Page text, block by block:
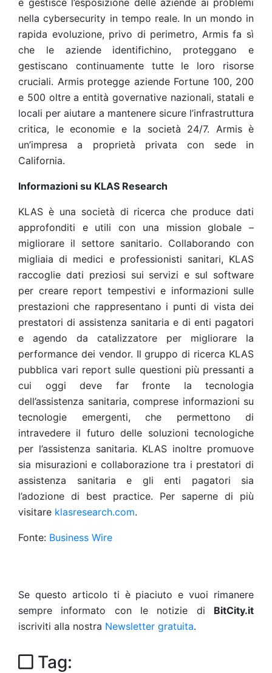
e gestisce l’esposizione delle aziende ai problemi
nella cybersecurity in tempo reale. In un mondo in
rapida evoluzione, privo di perimetro, Armis fa sì
che le aziende identifichino, proteggano e
gestiscano continuamente tutte le loro risorse
cruciali. Armis protegge aziende Fortune 100, 200
e 500 oltre a entità governative nazionali, statali e
locali per aiutare a mantenere sicure l’infrastruttura
critica, le economie e la società 24/7. Armis è
un’impresa a proprietà privata con sede in
California.
Informazioni su KLAS Research
KLAS è una società di ricerca che produce dati
approfonditi e utili con una mission globale –
migliorare il settore sanitario. Collaborando con
migliaia di medici e professionisti sanitari, KLAS
raccoglie dati preziosi sui servizi e sul software
per creare report tempestivi e informazioni sulle
prestazioni che rappresentano i punti di vista dei
prestatori di assistenza sanitaria e di enti pagatori
e agendo da catalizzatore per migliorare la
performance dei vendor. Il gruppo di ricerca KLAS
pubblica vari report sulle questioni più pressanti a
cui oggi deve far fronte la tecnologia
dell’assistenza sanitaria, comprese informazioni su
tecnologie emergenti, che permettono di
intravedere il futuro delle soluzioni tecnologiche
per l’assistenza sanitaria. KLAS inoltre promuove
sia misurazioni e collaborazione tra i prestatori di
assistenza sanitaria e gli enti pagatori sia
l’adozione di best practice. Per saperne di più
visitare klasresearch.com.
Fonte: Business Wire
Se questo articolo ti è piaciuto e vuoi rimanere
sempre informato con le notizie di BitCity.it
iscriviti alla nostra Newsletter gratuita.
Tag: